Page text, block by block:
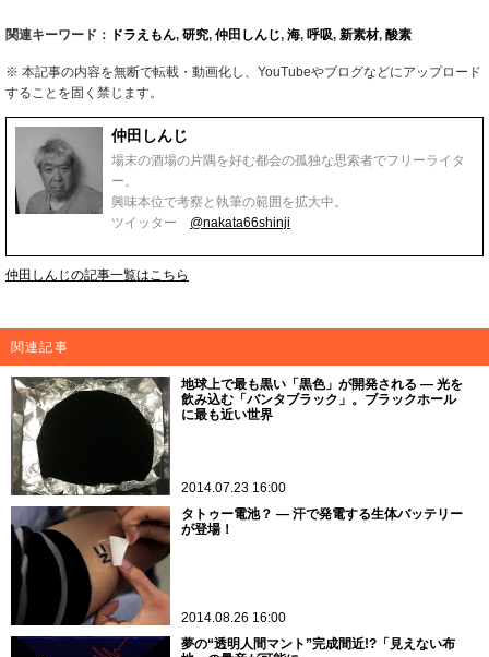
関連キーワード： ドラえもん, 研究, 仲田しんじ, 海, 呼吸, 新素材, 酸素
※ 本記事の内容を無断で転載・動画化し、YouTubeやブログなどにアップロード
することを固く禁じます。
仲田しんじ
場末の酒場の片隅を好む都会の孤独な思索者でフリーライタ
ー。
興味本位で考察と執筆の範囲を拡大中。
ツイッター @nakata66shinji
仲田しんじの記事一覧はこちら
関連記事
地球上で最も黒い「黒色」が開発される ― 光を
飲み込む「バンタブラック」。ブラックホール
に最も近い世界
2014.07.23 16:00
タトゥー電池？ ― 汗で発電する生体バッテリー
が登場！
2014.08.26 16:00
夢の“透明人間マント”完成間近!?「見えない布